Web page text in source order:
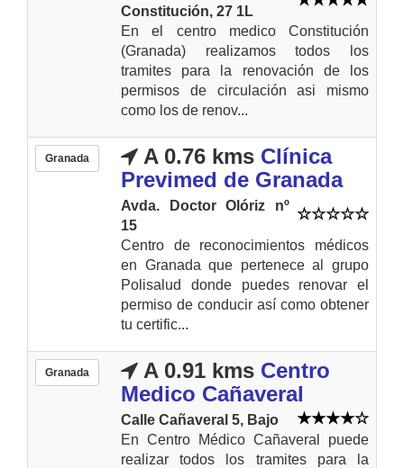
Constitución, 27 1L
En el centro medico Constitución
(Granada) realizamos todos los
tramites para la renovación de los
permisos de circulación asi mismo
como los de renov...
Granada A 0.76 kms Clínica
Previmed de Granada
Avda. Doctor Olóriz nº
15
Centro de reconocimientos médicos
en Granada que pertenece al grupo
Polisalud donde puedes renovar el
permiso de conducir así como obtener
tu certific...
Granada A 0.91 kms Centro
Medico Cañaveral
Calle Cañaveral 5, Bajo
En Centro Médico Cañaveral puede
realizar todos los tramites para la